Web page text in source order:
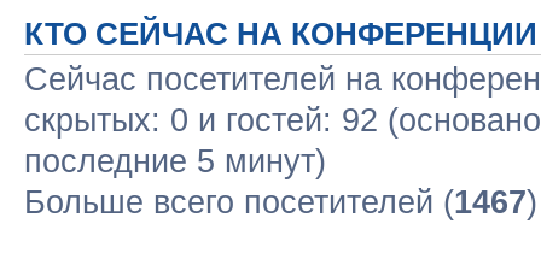
КТО СЕЙЧАС НА КОНФЕРЕНЦИИ
Сейчас посетителей на
скрытых: 0 и гостей: 92
последние 5 минут)
Больше всего посетителей (1467